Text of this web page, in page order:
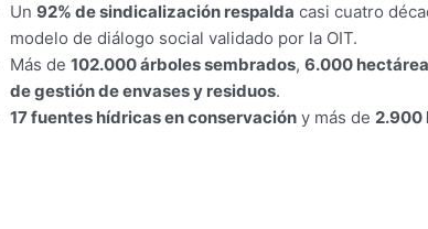
Un 92% de sindicalización respalda casi cuatro
modelo de diálogo social validado por la OIT.
Más de 102.000 árboles sembrados, 6.000
de gestión de envases y residuos.
17 fuentes hídricas en conservacióny más de 2.900